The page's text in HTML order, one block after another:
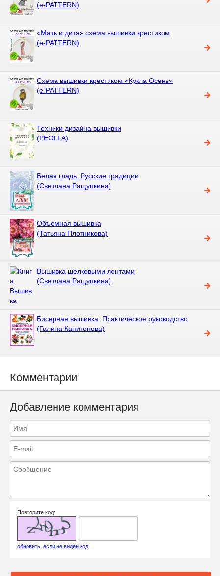
(e-PATTERN)
«Мать и дитя» схема вышивки крестиком
(e-PATTERN)
Схема вышивки крестиком «Кукла Осень»
(e-PATTERN)
Техники дизайна вышивки
(PEOLLA)
Белая гладь. Русские традиции
(Светлана Ращупкина)
Объемная вышивка
(Татьяна Плотникова)
Вышивка шелковыми лентами
(Светлана Ращупкина)
Бисерная вышивка: Практическое руководство
(Галина Капитонова)
Комментарии
Добавление комментария
Повторите код:
обновить, если не виден код